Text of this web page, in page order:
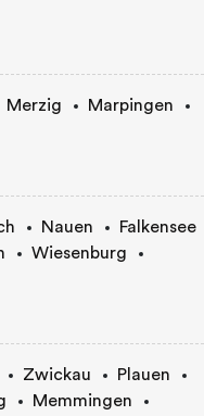
Merzig
Marpingen
Nauen
Falkensee
Wiesenburg
Zwickau
Plauen
Memmingen